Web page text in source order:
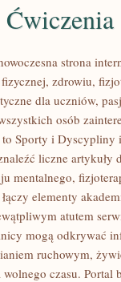
strona
zdrowiu,
dla uczniów,
osób
Sporty i Dyscypliny
liczne artykuły
mentalnego,
elementy
atutem
mogą odkrywać
ruchowym,
czasu. Portal